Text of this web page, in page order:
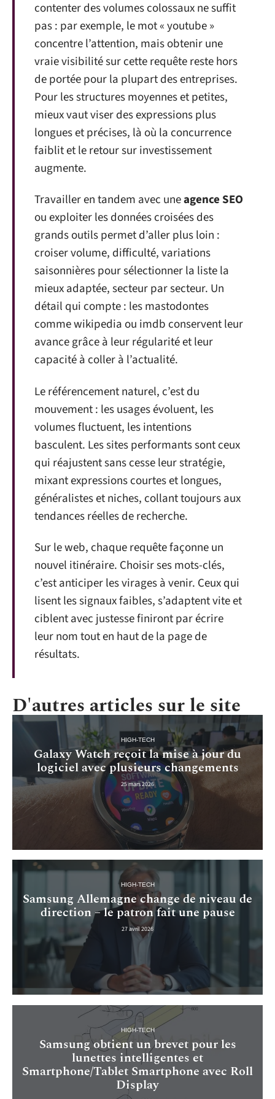
contenter des volumes colossaux ne suffit
pas : par exemple, le mot « youtube »
concentre l’attention, mais obtenir une
vraie visibilité sur cette requête reste hors
de portée pour la plupart des entreprises.
Pour les structures moyennes et petites,
mieux vaut viser des expressions plus
longues et précises, là où la concurrence
faiblit et le retour sur investissement
augmente.
Travailler en tandem avec uneagence SEO
ou exploiter les données croisées des
grands outils permet d’aller plus loin :
croiser volume, difficulté, variations
saisonnières pour sélectionner la liste la
mieux adaptée, secteur par secteur. Un
détail qui compte : les mastodontes
comme wikipedia ou imdb conservent leur
avance grâce à leur régularité et leur
capacité à coller à l’actualité.
Le référencement naturel, c’est du
mouvement : les usages évoluent, les
volumes fluctuent, les intentions
basculent. Les sites performants sont ceux
qui réajustent sans cesse leur stratégie,
mixant expressions courtes et longues,
généralistes et niches, collant toujours aux
tendances réelles de recherche.
Sur le web, chaque requête façonne un
nouvel itinéraire. Choisir ses mots-clés,
c’est anticiper les virages à venir. Ceux qui
lisent les signaux faibles, s’adaptent vite et
ciblent avec justesse finiront par écrire
leur nom tout en haut de la page de
résultats.
D'autres articles sur le site
HIGH-TECH
Galaxy Watch reçoit la mise à jour du
logiciel avec plusieurs changements
25 mars 2026
HIGH-TECH
Samsung Allemagne change de niveau de
direction – le patron fait une pause
27 avril 2026
HIGH-TECH
Samsung obtient un brevet pour les
lunettes intelligentes et
Smartphone/Tablet Smartphone avec Roll
Display